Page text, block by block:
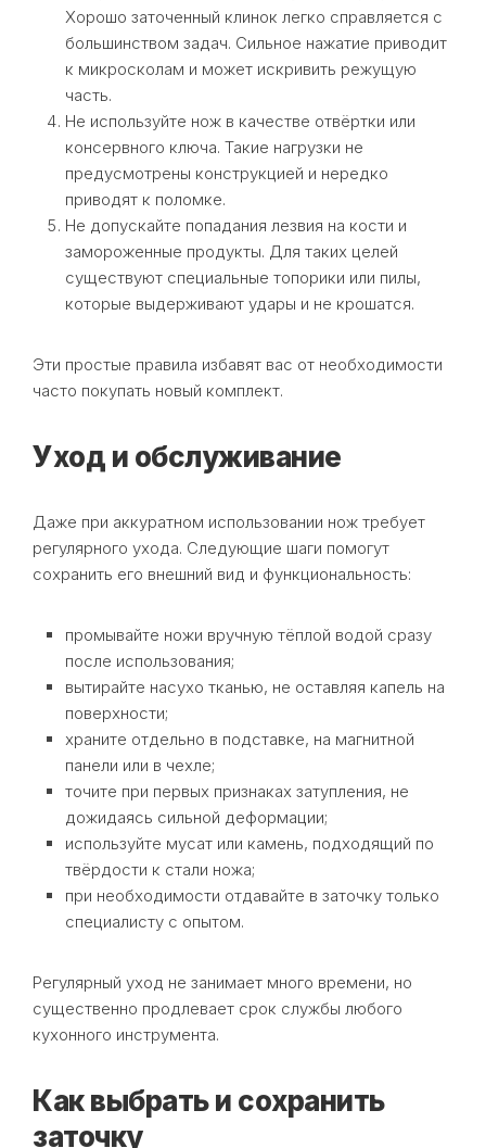
Хорошо заточенный клинок легко справляется с
большинством задач. Сильное нажатие приводит
к микросколам и может искривить режущую
часть.
Не используйте нож в качестве отвёртки или
консервного ключа. Такие нагрузки не
предусмотрены конструкцией и нередко
приводят к поломке.
Не допускайте попадания лезвия на кости и
замороженные продукты. Для таких целей
существуют специальные топорики или пилы,
которые выдерживают удары и не крошатся.
Эти простые правила избавят вас от необходимости
часто покупать новый комплект.
Уход и обслуживание
Даже при аккуратном использовании нож требует
регулярного ухода. Следующие шаги помогут
сохранить его внешний вид и функциональность:
промывайте ножи вручную тёплой водой сразу
после использования;
вытирайте насухо тканью, не оставляя капель на
поверхности;
храните отдельно в подставке, на магнитной
панели или в чехле;
точите при первых признаках затупления, не
дожидаясь сильной деформации;
используйте мусат или камень, подходящий по
твёрдости к стали ножа;
при необходимости отдавайте в заточку только
специалисту с опытом.
Регулярный уход не занимает много времени, но
существенно продлевает срок службы любого
кухонного инструмента.
Как выбрать и сохранить
заточку